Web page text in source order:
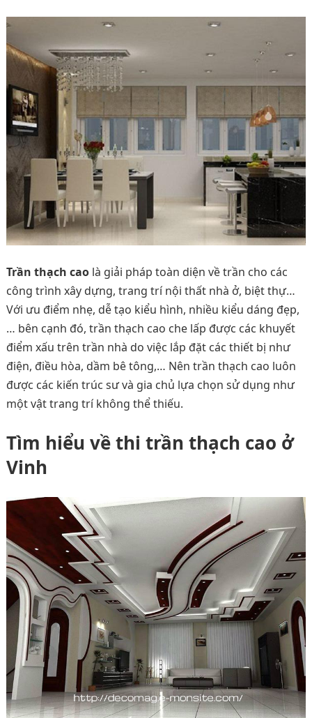
Trần thạch caolà giải pháp toàn diện về trần cho các
công trình xây dựng, trang trí nội thất nhà ở, biệt thự…
Với ưu điểm nhẹ, dễ tạo kiểu hình, nhiều kiểu dáng đẹp,
… bên cạnh đó, trần thạch cao che lấp được các khuyết
điểm xấu trên trần nhà do việc lắp đặt các thiết bị như
điện, điều hòa, dầm bê tông,… Nên trần thạch cao luôn
được các kiến trúc sư và gia chủ lựa chọn sử dụng như
một vật trang trí không thể thiếu.
Tìm hiểu về thi trần thạch cao ở
Vinh